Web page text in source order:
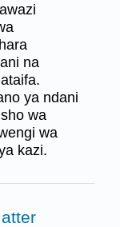
na
ya ndani
wa
wa
kazi.